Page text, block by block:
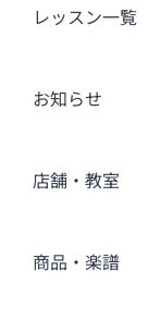
レッスン一覧
お知らせ
店舗・教室
商品・楽譜